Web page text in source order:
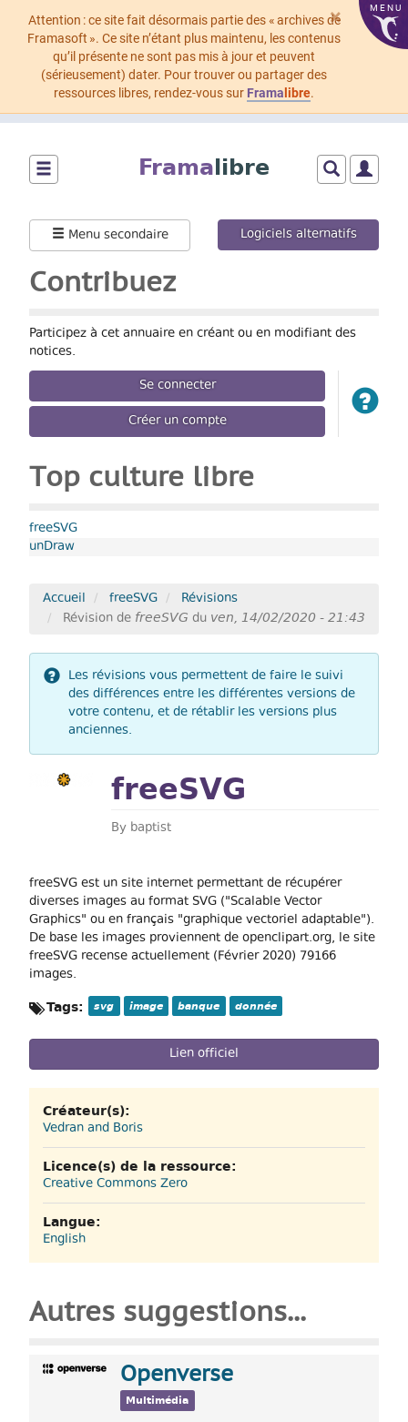
×
Attention : ce site fait désormais partie des « archives de
Framasoft ». Ce site n’étant plus maintenu, les contenus
qu’il présente ne sont pas mis à jour et peuvent
(sérieusement) dater. Pour trouver ou partager des
ressources libres, rendez-vous sur Frama libre.
MENU
contenu
principal
Framalibre
menu
menu
formulaire
Menu secondaire Logiciels alternatifs
Contribuez
Participez à cet annuaire en créant ou en modifiant des
notices.
Se connecter
Créer un compte
Top culture libre
freeSVG
unDraw
Accueil freeSVG
Révisions
Révision de freeSVG du ven, 14/02/2020 - 21:43
Les révisions vous permettent de faire le suivi
des différences entre les différentes versions de
votre contenu, et de rétablir les versions plus
anciennes.
freeSVG
By baptist
freeSVG est un site internet permettant de récupérer
diverses images au format SVG ("Scalable Vector
Graphics" ou en français "graphique vectoriel adaptable").
De base les images proviennent de openclipart.org, le site
freeSVG recense actuellement (Février 2020) 79166
images.
Tags: svg image banque donnée
Lien officiel
Créateur(s):
Vedran and Boris
Licence(s) de la ressource:
Creative Commons Zero
Langue:
English
Autres suggestions...
Openverse
Multimédia